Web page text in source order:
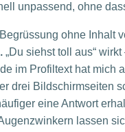
unpassend, ohne
ohne Inhalt
„Du siehst toll aus“
im Profiltext hat mich
drei Bildschirmseiten
eine Antwort
lassen